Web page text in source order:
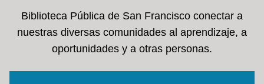
Biblioteca Pública de San Francisco conectar a
nuestras diversas comunidades al aprendizaje, a
oportunidades y a otras personas.